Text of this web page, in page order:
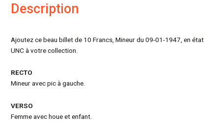
Description
Ajoutez ce beau billet de 10 Francs, Mineur du 09-01-1947, en état
UNC à votre collection.
RECTO
Mineur avec pic à gauche.
VERSO
Femme avec houe et enfant.